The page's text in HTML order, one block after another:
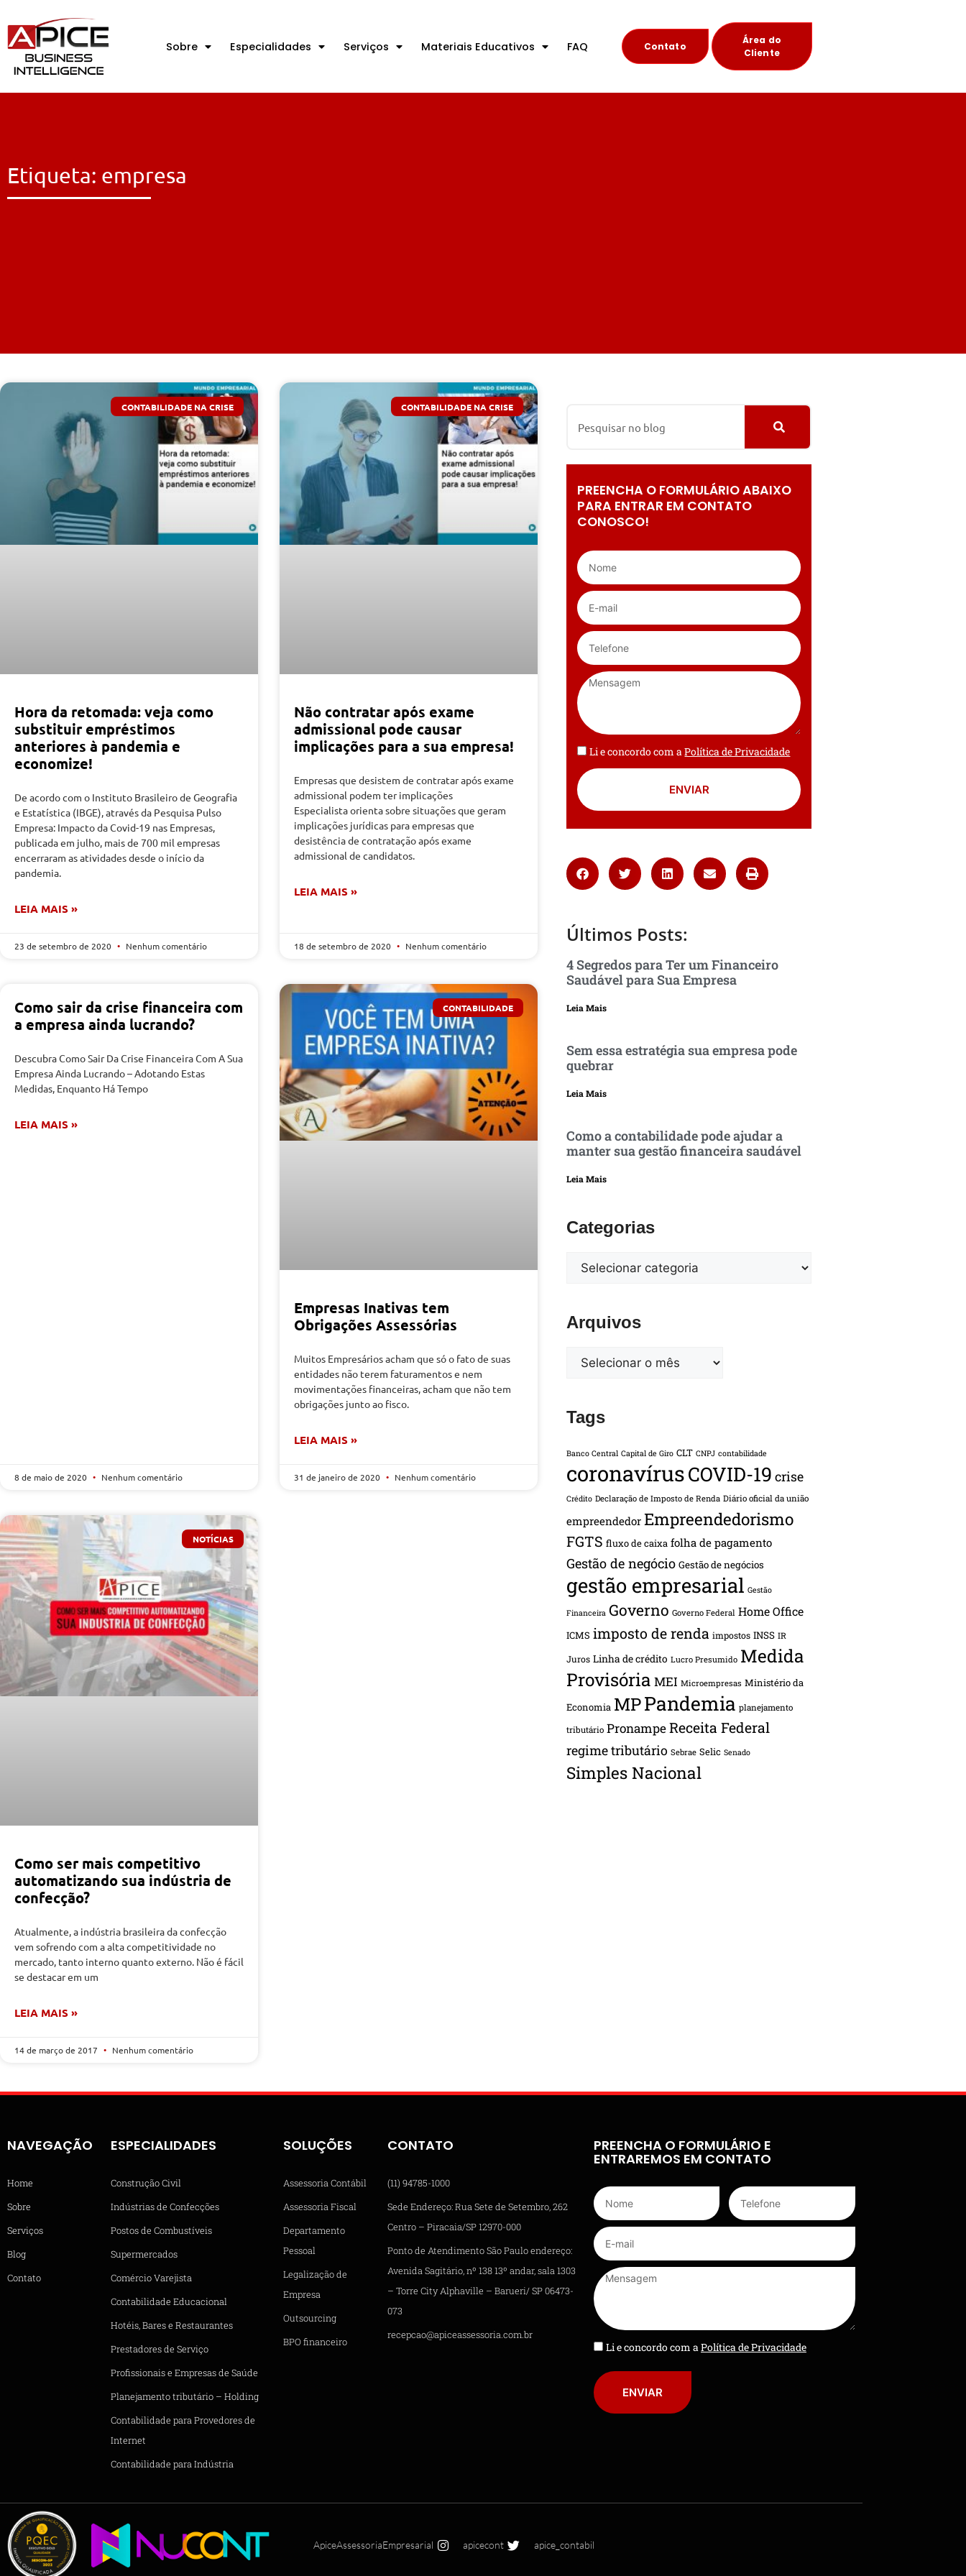
Sobre Especialidades Serviços Materiais Educativos FAQ Contato
Área do
Cliente
Etiqueta: empresa
CONTABILIDADE NA CRISE
Hora da retomada: veja como
substituir empréstimos
anteriores à pandemia e
economize!
De acordo com o Instituto Brasileiro de Geografia
e Estatística (IBGE), através da Pesquisa Pulso
Empresa: Impacto da Covid-19 nas Empresas,
publicada em julho, mais de 700 mil empresas
encerraram as atividades desde o início da
pandemia.
LEIA MAIS »
23 de setembro de 2020 Nenhum comentário
CONTABILIDADE NA CRISE
Não contratar após exame
admissional pode causar
implicações para a sua empresa!
Empresas que desistem de contratar após exame
admissional podem ter implicações
Especialista orienta sobre situações que geram
implicações jurídicas para empresas que
desistência de contratação após exame
admissional de candidatos.
LEIA MAIS »
18 de setembro de 2020 Nenhum comentário
Como sair da crise financeira com
a empresa ainda lucrando?
Descubra Como Sair Da Crise Financeira Com A Sua
Empresa Ainda Lucrando – Adotando Estas
Medidas, Enquanto Há Tempo
LEIA MAIS »
8 de maio de 2020 Nenhum comentário
CONTABILIDADE
Empresas Inativas tem
Obrigações Assessórias
Muitos Empresários acham que só o fato de suas
entidades não terem faturamentos e nem
movimentações financeiras, acham que não tem
obrigações junto ao fisco.
LEIA MAIS »
31 de janeiro de 2020 Nenhum comentário
NOTÍCIAS
Como ser mais competitivo
automatizando sua indústria de
confecção?
Atualmente, a indústria brasileira da confecção
vem sofrendo com a alta competitividade no
mercado, tanto interno quanto externo. Não é fácil
se destacar em um
LEIA MAIS »
14 de março de 2017 Nenhum comentário
PREENCHA O FORMULÁRIO ABAIXO
PARA ENTRAR EM CONTATO
CONOSCO!
Li e concordo com aPolítica de Privacidade
ENVIAR
Últimos Posts:
4 Segredos para Ter um Financeiro
Saudável para Sua Empresa
Leia Mais
Sem essa estratégia sua empresa pode
quebrar
Leia Mais
Como a contabilidade pode ajudar a
manter sua gestão financeira saudável
Leia Mais
Categorias
Arquivos
Tags
Banco Central Capital de Giro CLT CNPJ contabilidade
coronavírusCOVID-19 crise
Crédito Declaração de Imposto de Renda Diário oficial da união
empreendedor Empreendedorismo
FGTS fluxo de caixa folha de pagamento
Gestão de negócio Gestão de negócios
gestão empresarial Gestão
Financeira Governo Governo Federal Home Office
ICMS imposto de renda impostos INSS IR
Juros Linha de crédito Lucro Presumido Medida
Provisória MEI Microempresas Ministério da
Economia MPPandemia planejamento
tributário PronampeReceita Federal
regime tributário Sebrae Selic Senado
Simples Nacional
NAVEGAÇÃO
Home
Sobre
Serviços
Blog
Contato
ESPECIALIDADES
Construção Civil
Indústrias de Confecções
Postos de Combustíveis
Supermercados
Comércio Varejista
Contabilidade Educacional
Hotéis, Bares e Restaurantes
Prestadores de Serviço
Profissionais e Empresas de Saúde
Planejamento tributário – Holding
Contabilidade para Provedores de
Internet
Contabilidade para Indústria
SOLUÇÕES
Assessoria Contábil
Assessoria Fiscal
Departamento
Pessoal
Legalização de
Empresa
Outsourcing
BPO financeiro
CONTATO
(11) 94785-1000
Sede Endereço: Rua Sete de Setembro, 262
Centro – Piracaia/SP 12970-000
Ponto de Atendimento São Paulo endereço:
Avenida Sagitário, nº 138 13º andar, sala 1303
– Torre City Alphaville – Barueri/ SP 06473-
073
recepcao@apiceassessoria.com.br
PREENCHA O FORMULÁRIO E
ENTRAREMOS EM CONTATO
Li e concordo com a Política de Privacidade
ENVIAR
ApiceAssessoriaEmpresarial apicecont apice_contabil